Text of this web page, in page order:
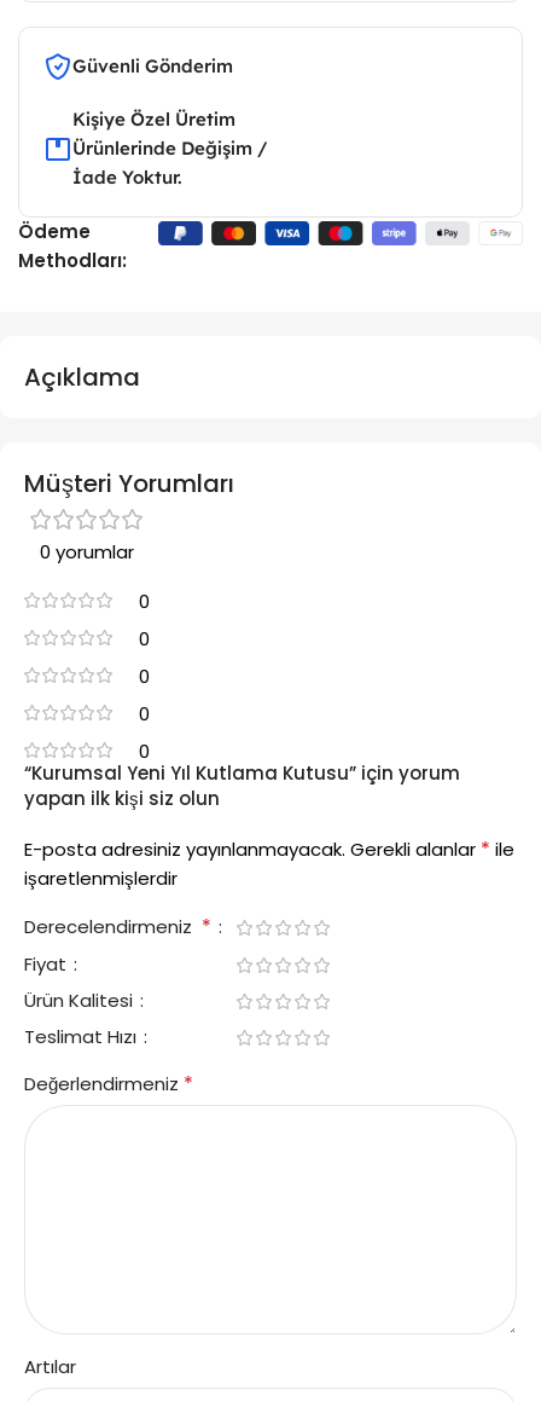
Güvenli Gönderim
Kişiye Özel Üretim
Ürünlerinde Değişim /
İade Yoktur.
Ödeme
Methodları:
Açıklama
Müşteri Yorumları
0 yorumlar
0
0
0
0
0
“Kurumsal Yeni Yıl Kutlama Kutusu” için yorum
yapan ilk kişi siz olun
E-posta adresiniz yayınlanmayacak. Gerekli alanlar * ile
işaretlenmişlerdir
Derecelendirmeniz *
Fiyat
Ürün Kalitesi
Teslimat Hızı
Değerlendirmeniz *
Artılar